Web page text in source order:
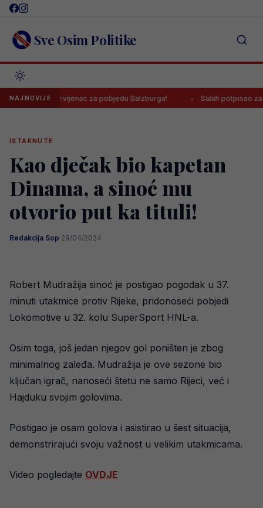
Skip
content Sve Osim Politike
NAJNOVIJE
prvijenac za pobjedu Salzburga! Salah potpisao za
ISTAKNUTE
Kao dječak bio kapetan
Dinama, a sinoć mu
otvorio put ka tituli!
Redakcija Sop·29/04/2024
Robert Mudražija sinoć je postigao pogodak u 37.
minuti utakmice protiv Rijeke, pridonoseći pobjedi
Lokomotive u 32. kolu SuperSport HNL-a.
Osim toga, još jedan njegov gol poništen je zbog
minimalnog zaleđa. Mudražija je ove sezone bio
ključan igrač, nanoseći štetu ne samo Rijeci, već i
Hajduku svojim golovima.
Postigao je osam golova i asistirao u šest situacija,
demonstrirajući svoju važnost u velikim utakmicama.
Video pogledajte OVDJE